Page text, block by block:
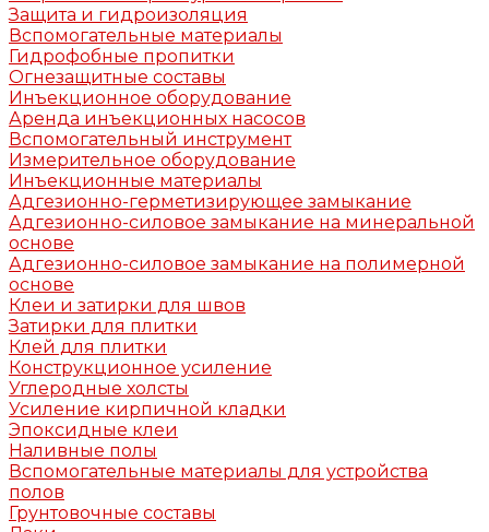
Защита и гидроизоляция
Вспомогательные материалы
Гидрофобные пропитки
Огнезащитные составы
Инъекционное оборудование
Аренда инъекционных насосов
Вспомогательный инструмент
Измерительное оборудование
Инъекционные материалы
Адгезионно-герметизирующее замыкание
Адгезионно-силовое замыкание на минеральной
основе
Адгезионно-силовое замыкание на полимерной
основе
Клеи и затирки для швов
Затирки для плитки
Клей для плитки
Конструкционное усиление
Углеродные холсты
Усиление кирпичной кладки
Эпоксидные клеи
Наливные полы
Вспомогательные материалы для устройства
полов
Грунтовочные составы